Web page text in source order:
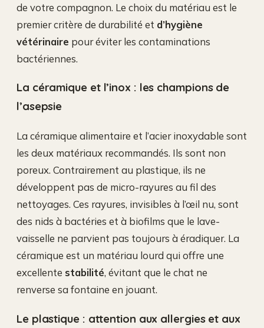
de votre compagnon. Le choix du matériau est le
premier critère de durabilité et d’hygiène
vétérinaire pour éviter les contaminations
bactériennes.
La céramique et l’inox : les champions de
l’asepsie
La céramique alimentaire et l’acier inoxydable sont
les deux matériaux recommandés. Ils sont non
poreux. Contrairement au plastique, ils ne
développent pas de micro-rayures au fil des
nettoyages. Ces rayures, invisibles à l’œil nu, sont
des nids à bactéries et à biofilms que le lave-
vaisselle ne parvient pas toujours à éradiquer. La
céramique est un matériau lourd qui offre une
excellente stabilité, évitant que le chat ne
renverse sa fontaine en jouant.
Le plastique : attention aux allergies et aux